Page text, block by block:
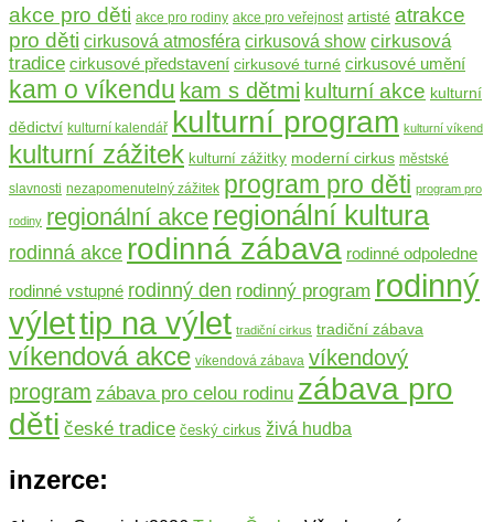
akce pro děti akce pro rodiny akce pro veřejnost artisté atrakce
pro děti cirkusová atmosféra cirkusová show cirkusová
tradice cirkusové představení cirkusové turné cirkusové umění
kam o víkendu kam s dětmi kulturní akce kulturní
dědictví kulturní kalendář kulturní program kulturní víkend
kulturní zážitek kulturní zážitky moderní cirkus městské
slavnosti nezapomenutelný zážitek program pro děti program pro
rodiny regionální akce regionální kultura
rodinná akce rodinná zábava rodinné odpoledne
rodinné vstupné rodinný den rodinný program rodinný
výlettip na výlet tradiční cirkus tradiční zábava
víkendová akce víkendová zábava víkendový
program zábava pro celou rodinu zábava pro
děti české tradice český cirkus živá hudba
inzerce: